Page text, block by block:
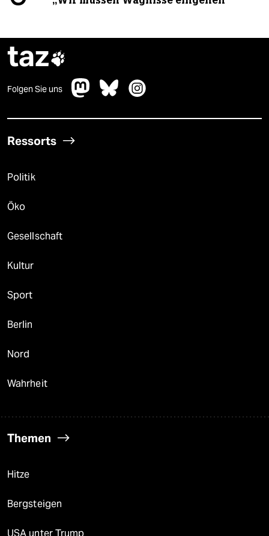
taz
Folgen Sie uns
Ressorts
Politik
Öko
Gesellschaft
Kultur
Sport
Berlin
Nord
Wahrheit
Themen
Hitze
Bergsteigen
USA unter Trump